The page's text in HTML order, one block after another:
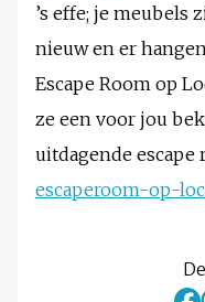
’s effe; je meubels
nieuw en er
Escape Room op
ze een voor jou
uitdagende escape
escaperoom-op-